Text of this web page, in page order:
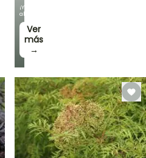
¡Y
ahorra!
Ver
más
→